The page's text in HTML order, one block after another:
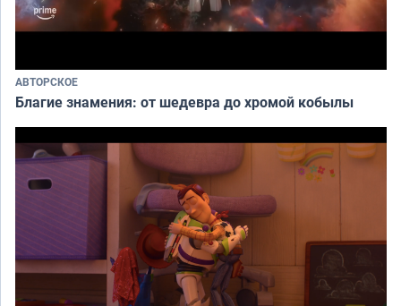
АВТОРСКОЕ
Благие знамения: от шедевра до хромой кобылы